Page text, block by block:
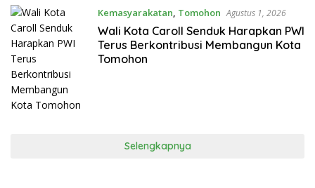
Kemasyarakatan, Tomohon Agustus 1, 2026
Wali Kota Caroll Senduk Harapkan PWI
Terus Berkontribusi Membangun Kota
Tomohon
Selengkapnya